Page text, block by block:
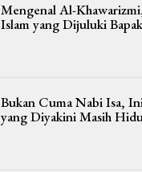
Mengenal Al-
Islam yang Dijuluki
Bukan Cuma Nabi Isa,
yang Diyakini Masih